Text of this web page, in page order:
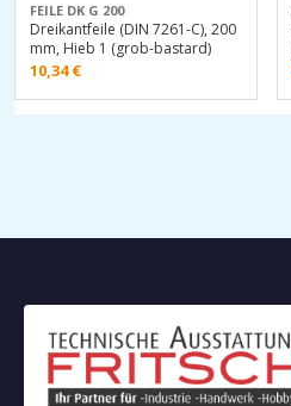
FEILE DK G 200
Dreikantfeile (DIN 7261-C), 200
mm, Hieb 1 (grob-bastard)
10,34€